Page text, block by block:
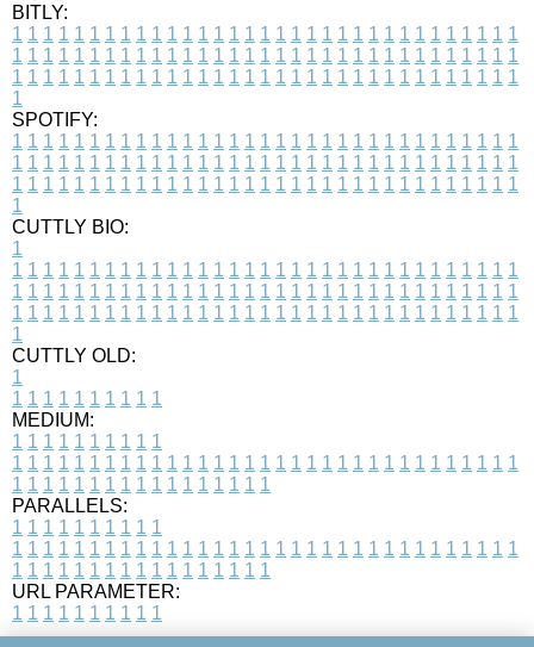
BITLY:
1 1 1 1 1 1 1 1 1 1 1 1 1 1 1 1 1 1 1 1 1 1 1 1 1 1 1 1 1 1 1 1 1
1 1 1 1 1 1 1 1 1 1 1 1 1 1 1 1 1 1 1 1 1 1 1 1 1 1 1 1 1 1 1 1 1
1 1 1 1 1 1 1 1 1 1 1 1 1 1 1 1 1 1 1 1 1 1 1 1 1 1 1 1 1 1 1 1 1
1
SPOTIFY:
1 1 1 1 1 1 1 1 1 1 1 1 1 1 1 1 1 1 1 1 1 1 1 1 1 1 1 1 1 1 1 1 1
1 1 1 1 1 1 1 1 1 1 1 1 1 1 1 1 1 1 1 1 1 1 1 1 1 1 1 1 1 1 1 1 1
1 1 1 1 1 1 1 1 1 1 1 1 1 1 1 1 1 1 1 1 1 1 1 1 1 1 1 1 1 1 1 1 1
1
CUTTLY BIO:
1
1 1 1 1 1 1 1 1 1 1 1 1 1 1 1 1 1 1 1 1 1 1 1 1 1 1 1 1 1 1 1 1 1
1 1 1 1 1 1 1 1 1 1 1 1 1 1 1 1 1 1 1 1 1 1 1 1 1 1 1 1 1 1 1 1 1
1 1 1 1 1 1 1 1 1 1 1 1 1 1 1 1 1 1 1 1 1 1 1 1 1 1 1 1 1 1 1 1 1
1
CUTTLY OLD:
1
1 1 1 1 1 1 1 1 1 1
MEDIUM:
1 1 1 1 1 1 1 1 1 1
1 1 1 1 1 1 1 1 1 1 1 1 1 1 1 1 1 1 1 1 1 1 1 1 1 1 1 1 1 1 1 1 1
1 1 1 1 1 1 1 1 1 1 1 1 1 1 1 1 1
PARALLELS:
1 1 1 1 1 1 1 1 1 1
1 1 1 1 1 1 1 1 1 1 1 1 1 1 1 1 1 1 1 1 1 1 1 1 1 1 1 1 1 1 1 1 1
1 1 1 1 1 1 1 1 1 1 1 1 1 1 1 1 1
URL PARAMETER:
1 1 1 1 1 1 1 1 1 1